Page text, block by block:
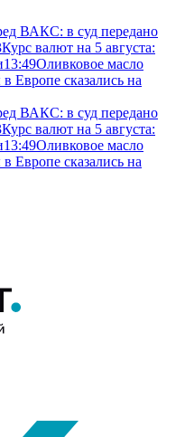
ВАКС: в суд передано
Курс валют на 5 августа:
13:49Оливковое масло
Европе сказались на
ВАКС: в суд передано
Курс валют на 5 августа:
13:49Оливковое масло
Европе сказались на